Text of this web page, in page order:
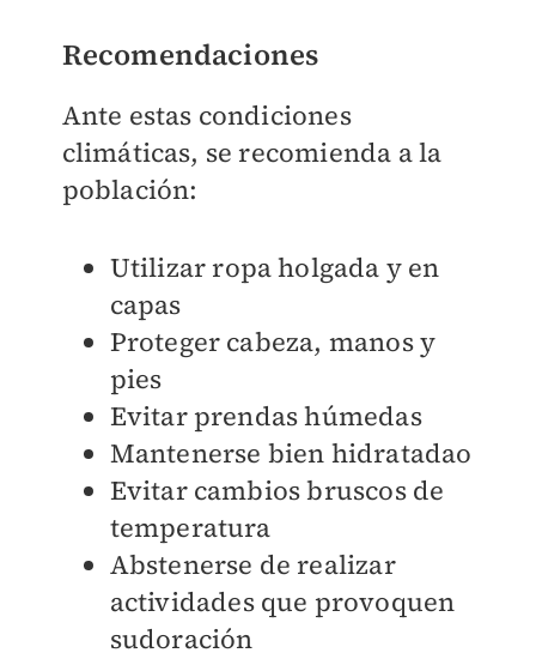
Recomendaciones
Ante estas condiciones
climáticas, se recomienda a la
población:
Utilizar ropa holgada y en
capas
Proteger cabeza, manos y
pies
Evitar prendas húmedas
Mantenerse bien hidratadao
Evitar cambios bruscos de
temperatura
Abstenerse de realizar
actividades que provoquen
sudoración